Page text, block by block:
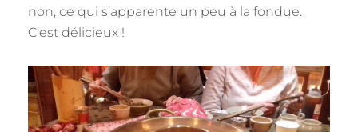
non, ce qui s’apparente un peu à la fondue.
C’est délicieux !